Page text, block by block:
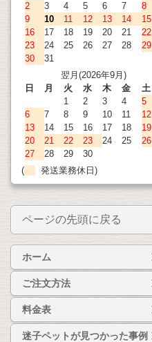
2
3 4 5 6 7
8
9
10 11 12 13 14
15
16
17 18 19 20 21
22
23
24 25 26 27 28
29
30
31
翌月(2026年9月)
日
月 火 水 木 金
土
1
2 3 4
5
6
7 8 9 10 11
12
13
14 15 16 17 18
19
20
21 22 23 24 25
26
27
28 29
30
(
発送業務休日)
ページの先頭に戻る
ホーム
ご注文方法
料金表
迷子ペットが見つかった事例